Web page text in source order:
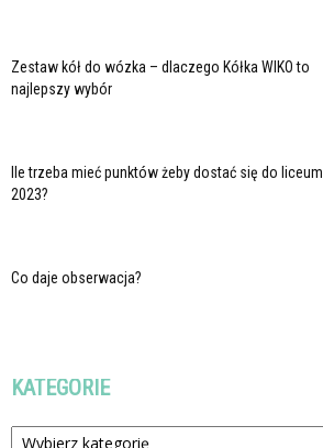
Zestaw kół do wózka – dlaczego Kółka WIKO to
najlepszy wybór
Ile trzeba mieć punktów żeby dostać się do liceum
2023?
Co daje obserwacja?
KATEGORIE
Kategorie